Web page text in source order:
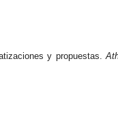
y propuestas.